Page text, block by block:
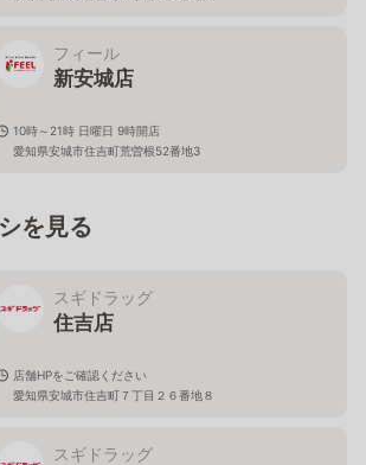
フィール
新安城店
10時～21時 日曜日 9時開店
愛知県安城市住吉町荒曽根52番地3
を見る
スギドラッグ
住吉店
店舗HPをご確認ください
愛知県安城市住吉町７丁目２６番地８
スギドラッグ